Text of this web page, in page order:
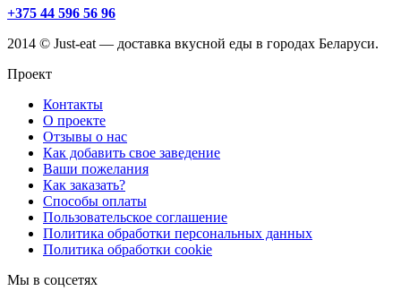
+375 44 596 56 96
2014 © Just-eat — доставка вкусной еды в городах Беларуси.
Проект
Контакты
О проекте
Отзывы о нас
Как добавить свое заведение
Ваши пожелания
Как заказать?
Способы оплаты
Пользовательское соглашение
Политика обработки персональных данных
Политика обработки cookie
Мы в соцсетях